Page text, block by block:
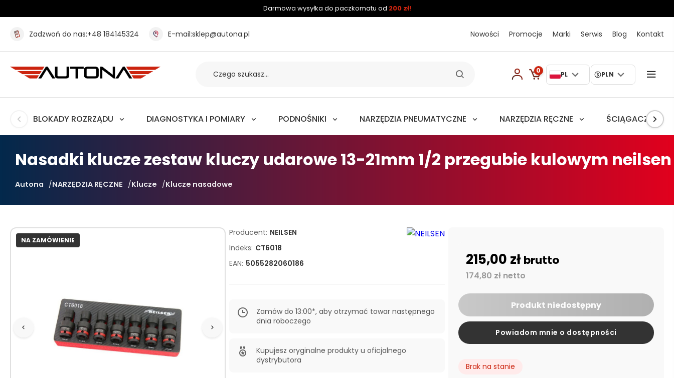
Darmowa wysyłka do paczkomatu od 200 zł!
Zadzwoń do nas:+48 184145324 E-mail:sklep@autona.pl Nowości Promocje Marki Serwis Blog Kontakt
0 PL PLN
BLOKADY ROZRZĄDU DIAGNOSTYKA I POMIARY PODNOŚNIKI NARZĘDZIA PNEUMATYCZNE NARZĘDZIA RĘCZNE ŚCIĄGACZE
Nasadki klucze zestaw kluczy udarowe 13-21mm 1/2 przegubie kulowym neilsen
Autona NARZĘDZIA RĘCZNE Klucze Klucze nasadowe
NA ZAMÓWIENIE
Producent: NEILSEN
Indeks: CT6018
EAN: 5055282060186
Zamów do 13:00*, aby otrzymać towar następnego
dnia roboczego
Kupujesz oryginalne produkty u oficjalnego
dystrybutora
215,00 złbrutto
174,80 zł netto
Produkt niedostępny
Powiadom mnie o dostępności
Brak na stanie